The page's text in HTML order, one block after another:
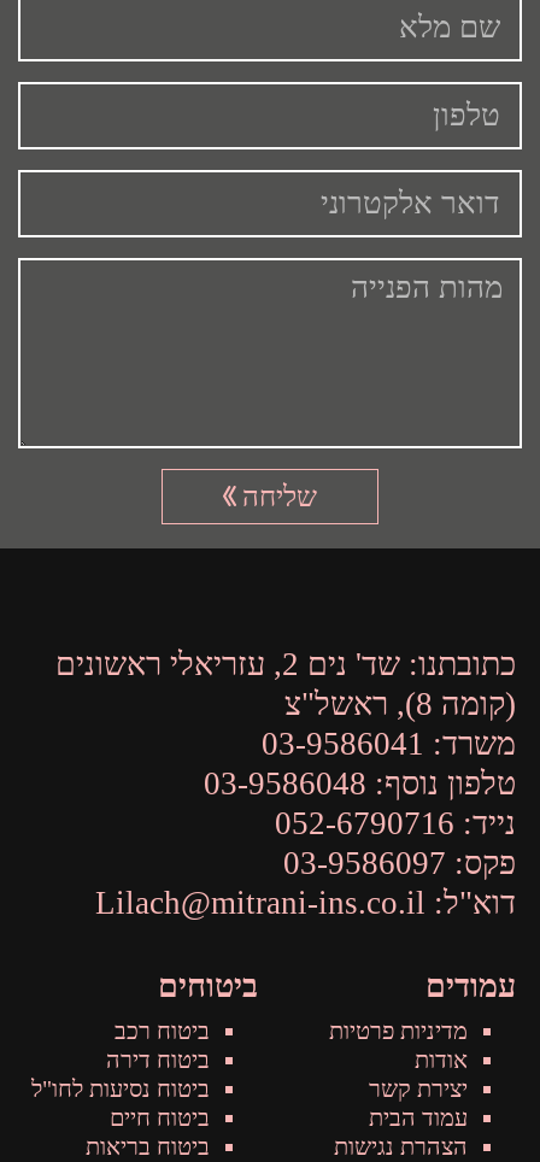
שליחה
כתובתנו: שד' נים 2, עזריאלי ראשונים
(קומה 8), ראשל"צ
משרד:
טלפון נוסף:
נייד:
פקס:
דוא"ל:
עמודים
מדיניות פרטיות
אודות
יצירת קשר
עמוד הבית
הצהרת נגישות
ביטוחים
ביטוח רכב
ביטוח דירה
ביטוח נסיעות לחו"ל
ביטוח חיים
ביטוח בריאות